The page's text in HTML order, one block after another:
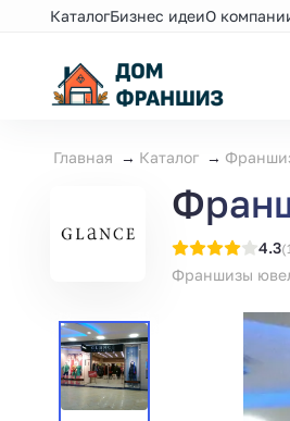
КаталогБизнес идеиО
Главная Каталог
4.3
Франшизы